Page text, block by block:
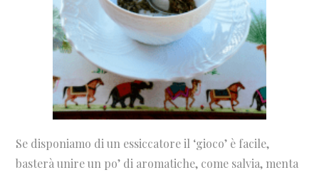
Se disponiamo di un essiccatore il ‘gioco’ è facile,
basterà unire un po’ di aromatiche, come salvia, menta